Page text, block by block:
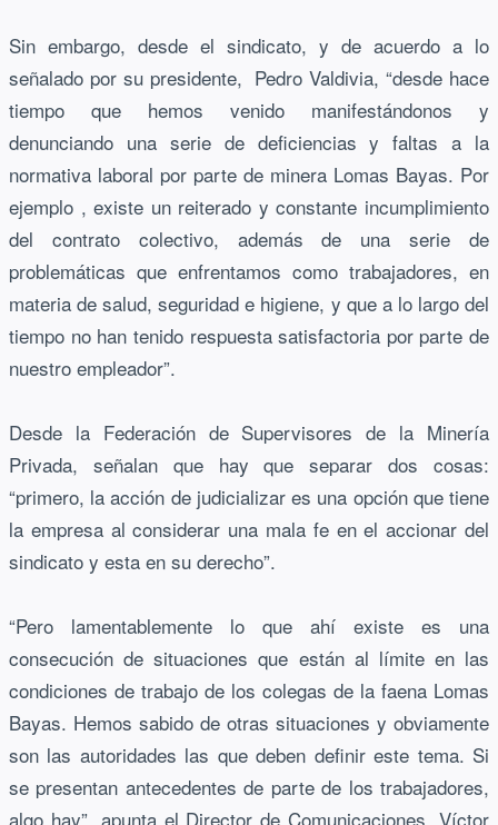
Sin embargo, desde el sindicato, y de acuerdo a lo
señalado por su presidente, Pedro Valdivia, “desde hace
tiempo que hemos venido manifestándonos y
denunciando una serie de deficiencias y faltas a la
normativa laboral por parte de minera Lomas Bayas. Por
ejemplo , existe un reiterado y constante incumplimiento
del contrato colectivo, además de una serie de
problemáticas que enfrentamos como trabajadores, en
materia de salud, seguridad e higiene, y que a lo largo del
tiempo no han tenido respuesta satisfactoria por parte de
nuestro empleador”.
Desde la Federación de Supervisores de la Minería
Privada, señalan que hay que separar dos cosas:
“primero, la acción de judicializar es una opción que tiene
la empresa al considerar una mala fe en el accionar del
sindicato y esta en su derecho”.
“Pero lamentablemente lo que ahí existe es una
consecución de situaciones que están al límite en las
condiciones de trabajo de los colegas de la faena Lomas
Bayas. Hemos sabido de otras situaciones y obviamente
son las autoridades las que deben definir este tema. Si
se presentan antecedentes de parte de los trabajadores,
algo hay”, apunta el Director de Comunicaciones, Víctor